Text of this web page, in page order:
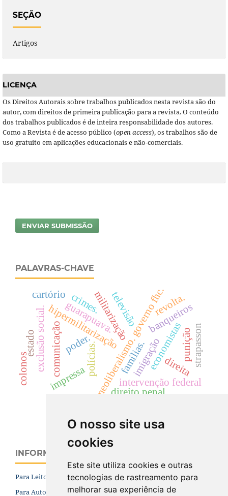
O nosso site usa
cookies
Este site utiliza cookies e outras
tecnologias de rastreamento para
melhorar sua experiência de
SEÇÃO
Artigos
LICENÇA
Os Direitos Autorais sobre trabalhos publicados nesta revista são do
autor, com direitos de primeira publicação para a revista. O conteúdo
dos trabalhos publicados é de inteira responsabilidade dos autores.
Como a Revista é de acesso público (open access), os trabalhos são de
uso gratuito em aplicações educacionais e não-comerciais.
ENVIAR SUBMISSÃO
PALAVRAS-CHAVE
neoliberalismo. governo fhc.
intervenção federal
militarização
hipermilitarização
polícias.
comunicação
impressa
famílias.
imigração
guarapuava.
economistas
banqueiros
direita
punição
direito penal
poder.
televisão
exclusão social.
crimes.
strapasson
estado
cartório
colonos
revolta.
INFORMAÇÕES
Para Leitores
Para Autores